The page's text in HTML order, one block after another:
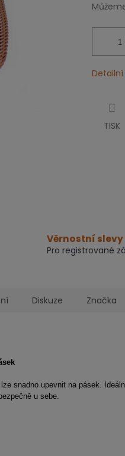
TISK
Věrnostní slevy
Pro registrované
Diskuze Značka
snadno upevnit na pásek.
u sebe.